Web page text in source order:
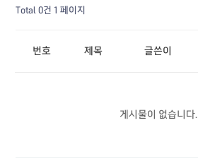
Total 0건 1 페이지
번호 제목 글쓴이
게시물이 없습니다.